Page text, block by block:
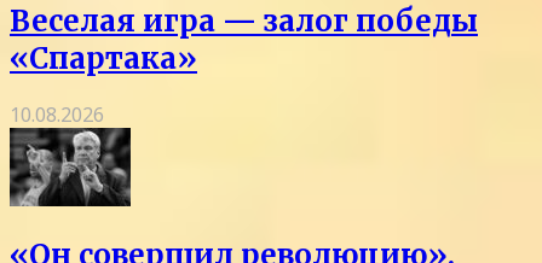
Веселая игра — залог победы
«Спартака»
10.08.2026
«Он совершил революцию».